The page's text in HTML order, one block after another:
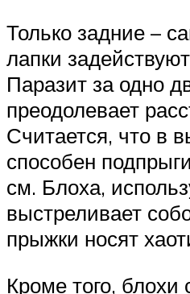
Только задние –
лапки
Паразит за одно
преодолевает
Считается, что в
способен
см. Блоха,
выстреливает
прыжки носят
Кроме того, блохи